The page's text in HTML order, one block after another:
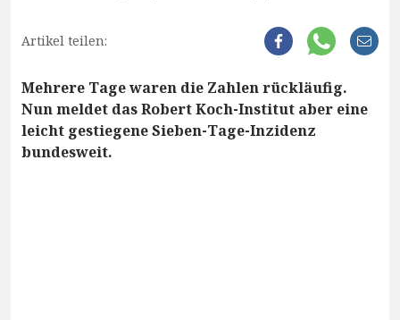
Artikel teilen:
Mehrere Tage waren die Zahlen rückläufig.
Nun meldet das Robert Koch-Institut aber eine
leicht gestiegene Sieben-Tage-Inzidenz
bundesweit.